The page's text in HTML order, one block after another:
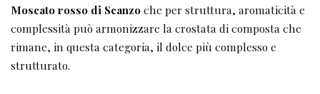
Moscato rosso di Scanzoche per struttura, aromaticità e
complessità può armonizzare la crostata di composta che
rimane, in questa categoria, il dolce più complesso e
strutturato.